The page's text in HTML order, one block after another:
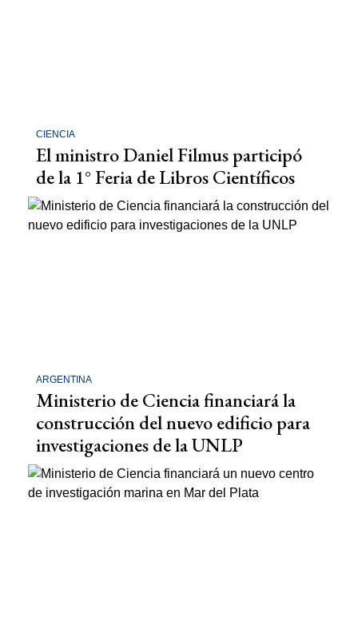
CIENCIA
El ministro Daniel Filmus participó
de la 1° Feria de Libros Científicos
ARGENTINA
Ministerio de Ciencia financiará la
construcción del nuevo edificio para
investigaciones de la UNLP